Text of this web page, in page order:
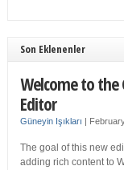
Son Eklenenler
Welcome to the
Editor
Güneyin Işıkları |
The goal of this new
adding rich content to